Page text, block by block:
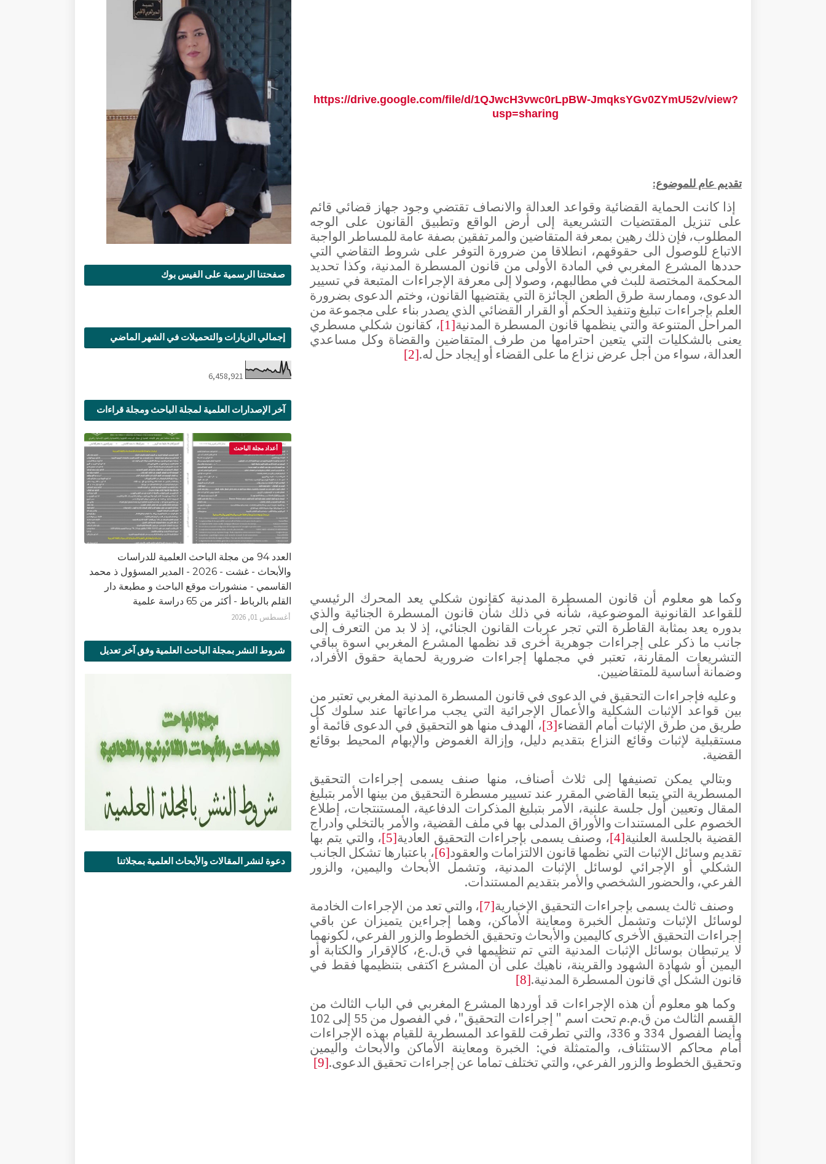
https://drive.google.com/file/d/1QJwcH3vwc0rLpBW-JmqksYGv0ZYmU52v/view?
usp=sharing
تقديم عام للموضوع:
إذا كانت الحماية القضائية وقواعد العدالة والانصاف تقتضي وجود جهاز قضائي قائم
على تنزيل المقتضيات التشريعية إلى أرض الواقع وتطبيق القانون على الوجه
المطلوب، فإن ذلك رهين بمعرفة المتقاضين والمرتفقين بصفة عامة للمساطر الواجبة
الاتباع للوصول الى حقوقهم، انطلاقا من ضرورة التوفر على شروط التقاضي التي
حددها المشرع المغربي في المادة الأولى من قانون المسطرة المدنية، وكذا تحديد
المحكمة المختصة للبث في مطالبهم، وصولا إلى معرفة الإجراءات المتبعة في تسيير
الدعوى، وممارسة طرق الطعن الجائزة التي يقتضيها القانون، وختم الدعوى بضرورة
العلم بإجراءات تبليغ وتنفيذ الحكم أو القرار القضائي الذي يصدر بناء على مجموعة من
المراحل المتنوعة والتي ينظمها قانون المسطرة المدنية[1]، كقانون شكلي مسطري
يعنى بالشكليات التي يتعين احترامها من طرف المتقاضين والقضاة وكل مساعدي
العدالة، سواء من أجل عرض نزاع ما على القضاء أو إيجاد حل له.[2]
وكما هو معلوم أن قانون المسطرة المدنية كقانون شكلي يعد المحرك الرئيسي
للقواعد القانونية الموضوعية، شأنه في ذلك شأن قانون المسطرة الجنائية والذي
بدوره يعد بمثابة القاطرة التي تجر عربات القانون الجنائي، إذ لا بد من التعرف إلى
جانب ما ذكر على إجراءات جوهرية أخرى قد نظمها المشرع المغربي اسوة بباقي
التشريعات المقارنة، تعتبر في مجملها إجراءات ضرورية لحماية حقوق الأفراد،
وضمانة أساسية للمتقاضيين.
وعليه فإجراءات التحقيق في الدعوى في قانون المسطرة المدنية المغربي تعتبر من
بين قواعد الإثبات الشكلية والأعمال الإجرائية التي يجب مراعاتها عند سلوك كل
طريق من طرق الإثبات أمام القضاء[3]، الهدف منها هو التحقيق في الدعوى قائمة أو
مستقبلية لإثبات وقائع النزاع بتقديم دليل، وإزالة الغموض والإبهام المحيط بوقائع
القضية.
وبتالي يمكن تصنيفها إلى ثلاث أصناف، منها صنف يسمى إجراءات التحقيق
المسطرية التي يتبعا القاضي المقرر عند تسيير مسطرة التحقيق من بينها الأمر بتبليغ
المقال وتعيين أول جلسة علنية، الأمر بتبليغ المذكرات الدفاعية، المستنتجات، إطلاع
الخصوم على المستندات والأوراق المدلى بها في ملف القضية، والأمر بالتخلي وادراج
القضية بالجلسة العلنية[4]، وصنف يسمى بإجراءات التحقيق العادية[5]، والتي يتم بها
تقديم وسائل الإثبات التي نظمها قانون الالتزامات والعقود[6]، باعتبارها تشكل الجانب
الشكلي أو الإجرائي لوسائل الإثبات المدنية، وتشمل الأبحاث واليمين، والزور
الفرعي، والحضور الشخصي والأمر بتقديم المستندات.
وصنف ثالث يسمى بإجراءات التحقيق الإخبارية[7]، والتي تعد من الإجراءات الخادمة
لوسائل الإثبات وتشمل الخبرة ومعاينة الأماكن، وهما إجراءين يتميزان عن باقي
إجراءات التحقيق الأخرى كاليمين والأبحاث وتحقيق الخطوط والزور الفرعي، لكونهما
لا يرتبطان بوسائل الإثبات المدنية التي تم تنظيمها في ق.ل.ع، كالإقرار والكتابة أو
اليمين أو شهادة الشهود والقرينة، ناهيك على أن المشرع اكتفى بتنظيمها فقط في
قانون الشكل أي قانون المسطرة المدنية.[8]
وكما هو معلوم أن هذه الإجراءات قد أوردها المشرع المغربي في الباب الثالث من
القسم الثالث من ق.م.م تحت اسم " إجراءات التحقيق"، في الفصول من 55 إلى 102
وأيضا الفصول 334 و 336، والتي تطرقت للقواعد المسطرية للقيام بهذه الإجراءات
أمام محاكم الاستئناف، والمتمثلة في: الخبرة ومعاينة الأماكن والأبحاث واليمين
وتحقيق الخطوط والزور الفرعي، والتي تختلف تماما عن إجراءات تحقيق الدعوى.[9]
صفحتنا الرسمية على الفيس بوك
إجمالي الزيارات والتحميلات في الشهر الماضي
6,458,921
آخر الإصدارات العلمية لمجلة الباحث ومجلة قراءات
أعداد مجلة الباحث
العدد 94 من مجلة الباحث العلمية للدراسات
والأبحاث - غشت - 2026 - المدير المسؤول ذ محمد
القاسمي - منشورات موقع الباحث و مطبعة دار
القلم بالرباط - أكثر من 65 دراسة علمية
أغسطس 01, 2026
شروط النشر بمجلة الباحث العلمية وفق آخر تعديل
دعوة لنشر المقالات والأبحاث العلمية بمجلاتنا